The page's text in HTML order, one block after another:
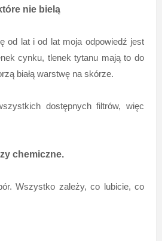
nie bielą
od lat i od lat moja odpowiedź jest
cynku, tlenek tytanu mają to do
białą warstwę na skórze.
dostępnych filtrów, więc
chemiczne.
Wszystko zależy, co lubicie, co